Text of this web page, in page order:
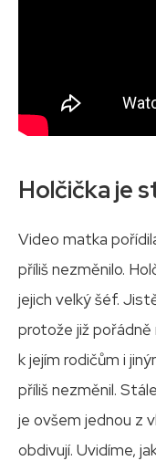
Holčička je
Video matka
příliš nezměnilo.
jejich velký šéf.
protože již pořádně
k jejím rodičům i
příliš nezměnil.
je ovšem jednou z
obdivují. Uvidíme,